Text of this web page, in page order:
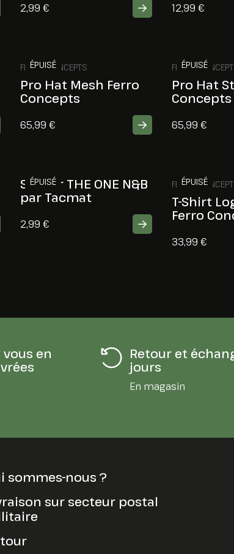
2,99 € 12,99€
ÉPUISÉ
FERRO CONCEPTS
Pro Hat Mesh Ferro
Concepts
65,99 €
ÉPUISÉ
FERRO
Pro Hat
Concepts
65,99€
ÉPUISÉ
Sticker THE ONE N&B
par Tacmat
2,99 €
ÉPUISÉ
FERRO
T-Shirt
Ferro
33,99€
en
Retour et
jours
En magasin
sommes-nous ?
sur secteur postal